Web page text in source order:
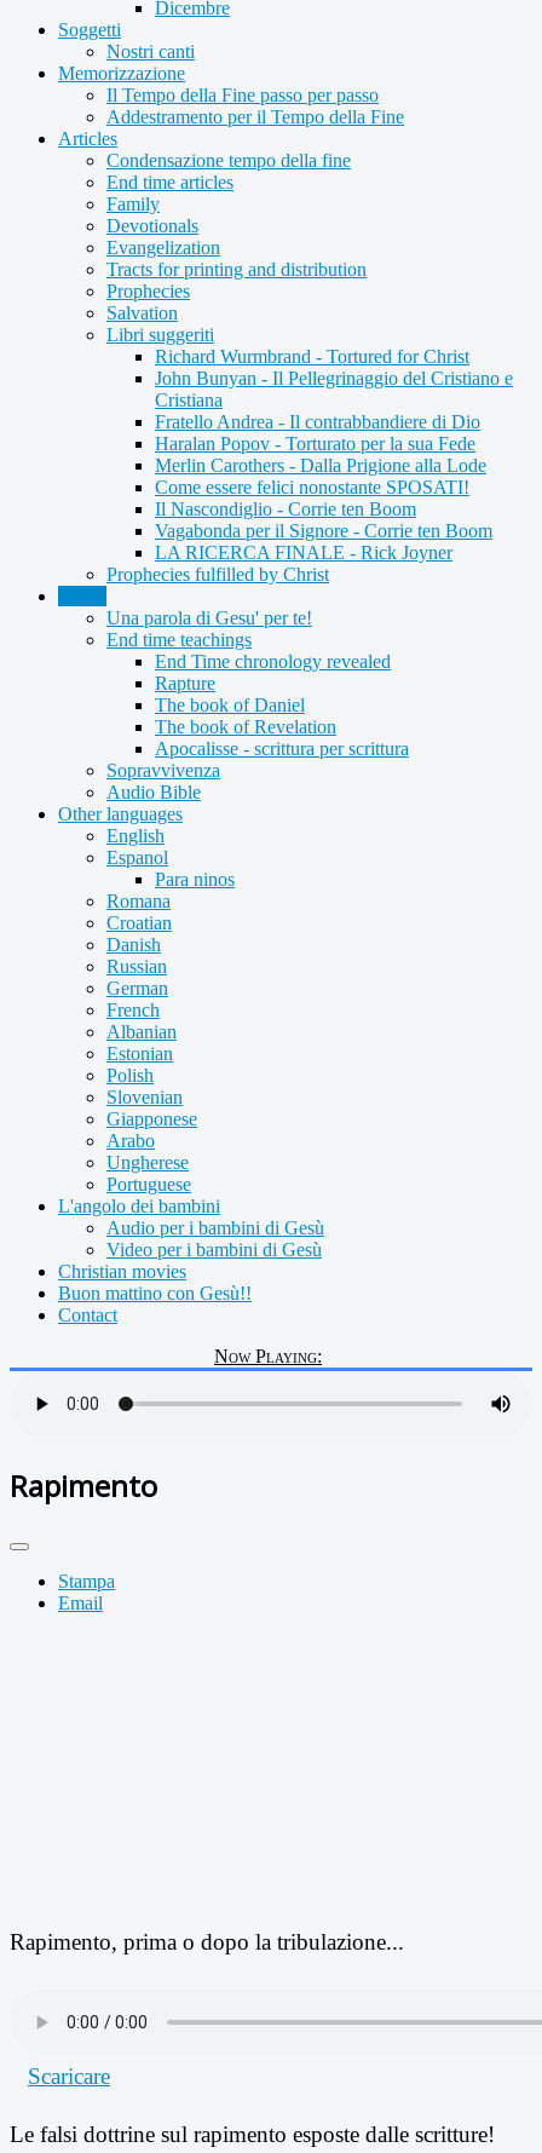
Dicembre
Soggetti
Nostri canti
Memorizzazione
Il Tempo della Fine passo per passo
Addestramento per il Tempo della Fine
Articles
Condensazione tempo della fine
End time articles
Family
Devotionals
Evangelization
Tracts for printing and distribution
Prophecies
Salvation
Libri suggeriti
Richard Wurmbrand - Tortured for Christ
John Bunyan - Il Pellegrinaggio del Cristiano e
Cristiana
Fratello Andrea - Il contrabbandiere di Dio
Haralan Popov - Torturato per la sua Fede
Merlin Carothers - Dalla Prigione alla Lode
Come essere felici nonostante SPOSATI!
Il Nascondiglio - Corrie ten Boom
Vagabonda per il Signore - Corrie ten Boom
LA RICERCA FINALE - Rick Joyner
Prophecies fulfilled by Christ
Una parola di Gesu' per te!
End time teachings
End Time chronology revealed
Rapture
The book of Daniel
The book of Revelation
Apocalisse - scrittura per scrittura
Sopravvivenza
Audio Bible
Other languages
English
Espanol
Para ninos
Romana
Croatian
Danish
Russian
German
French
Albanian
Estonian
Polish
Slovenian
Giapponese
Arabo
Ungherese
Portuguese
L'angolo dei bambini
Audio per i bambini di Gesù
Video per i bambini di Gesù
Christian movies
Buon mattino con Gesù!!
Contact
Now Playing:
Rapimento
Stampa
Email
Rapimento, prima o dopo la tribulazione...
Scaricare
Le falsi dottrine sul rapimento esposte dalle scritture!